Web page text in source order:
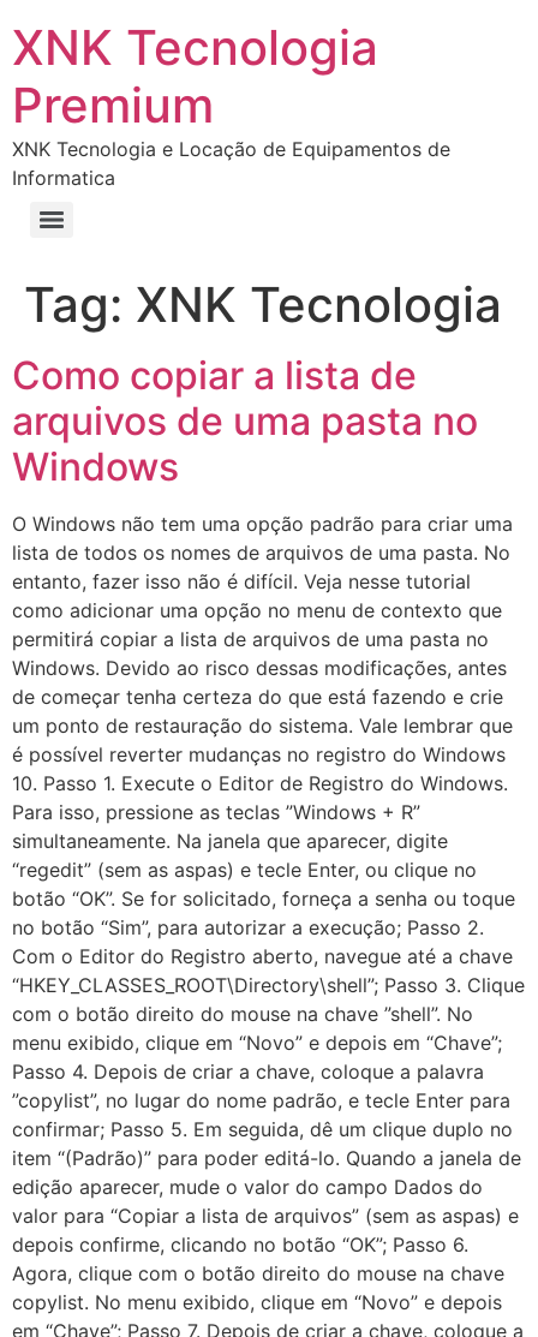
XNK Tecnologia
Premium
XNK Tecnologia e Locação de Equipamentos de
Informatica
Tag: XNK Tecnologia
Como copiar a lista de
arquivos de uma pasta no
Windows
O Windows não tem uma opção padrão para criar uma
lista de todos os nomes de arquivos de uma pasta. No
entanto, fazer isso não é difícil. Veja nesse tutorial
como adicionar uma opção no menu de contexto que
permitirá copiar a lista de arquivos de uma pasta no
Windows. Devido ao risco dessas modificações, antes
de começar tenha certeza do que está fazendo e crie
um ponto de restauração do sistema. Vale lembrar que
é possível reverter mudanças no registro do Windows
10. Passo 1. Execute o Editor de Registro do Windows.
Para isso, pressione as teclas ”Windows + R”
simultaneamente. Na janela que aparecer, digite
“regedit” (sem as aspas) e tecle Enter, ou clique no
botão “OK”. Se for solicitado, forneça a senha ou toque
no botão “Sim”, para autorizar a execução; Passo 2.
Com o Editor do Registro aberto, navegue até a chave
“HKEY_CLASSES_ROOT\Directory\shell”; Passo 3. Clique
com o botão direito do mouse na chave ”shell”. No
menu exibido, clique em “Novo” e depois em “Chave”;
Passo 4. Depois de criar a chave, coloque a palavra
”copylist”, no lugar do nome padrão, e tecle Enter para
confirmar; Passo 5. Em seguida, dê um clique duplo no
item “(Padrão)” para poder editá-lo. Quando a janela de
edição aparecer, mude o valor do campo Dados do
valor para “Copiar a lista de arquivos” (sem as aspas) e
depois confirme, clicando no botão “OK”; Passo 6.
Agora, clique com o botão direito do mouse na chave
copylist. No menu exibido, clique em “Novo” e depois
em “Chave”; Passo 7. Depois de criar a chave, coloque a